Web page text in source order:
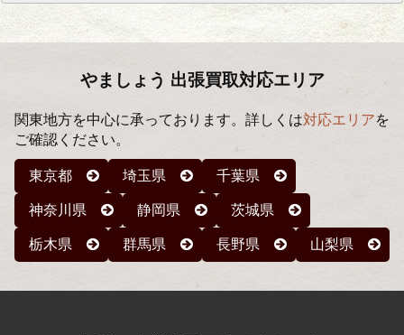
ー
カ
イ
やましょう 出張買取対応エリア
関東地方を中心に承っております。詳しくは対応エリアを
ご確認ください。
東京都 埼玉県 千葉県
神奈川県 静岡県 茨城県
栃木県 群馬県 長野県 山梨県